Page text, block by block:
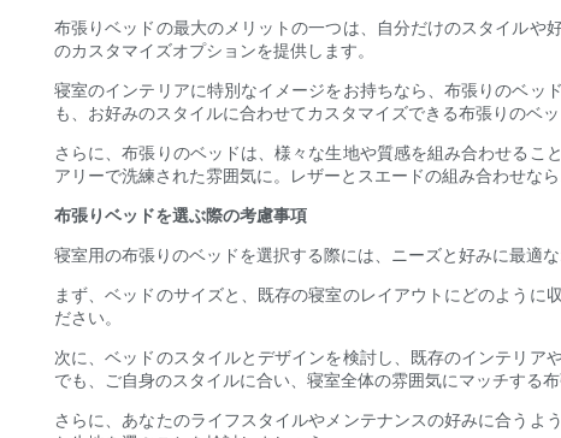
布張りベッドの最大のメリットの一つは、自分だけのスタイルや
のカスタマイズオプションを提供します。
寝室のインテリアに特別なイメージをお持ちなら、布張りのベ
も、お好みのスタイルに合わせてカスタマイズできる布張りのベ
さらに、布張りのベッドは、様々な生地や質感を組み合わせる
アリーで洗練された雰囲気に。レザーとスエードの組み合わせな
布張りベッドを選ぶ際の考慮事項
寝室用の布張りのベッドを選択する際には、ニーズと好みに最適
まず、ベッドのサイズと、既存の寝室のレイアウトにどのよう
ださい。
次に、ベッドのスタイルとデザインを検討し、既存のインテリ
でも、ご自身のスタイルに合い、寝室全体の雰囲気にマッチする
さらに、あなたのライフスタイルやメンテナンスの好みに合う